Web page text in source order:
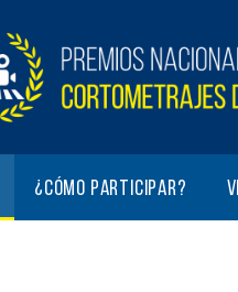
¿Cómo participar?